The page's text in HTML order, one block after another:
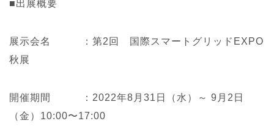
■出展概要
展示会名 ：第2回 国際スマートグリッドEXPO
秋展
開催期間 ：2022年8月31日（水）～ 9月2日
（金）10:00〜17:00